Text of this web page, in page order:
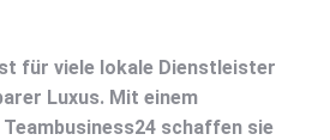
für viele lokale Dienstleister
Luxus. Mit einem
schaffen sie